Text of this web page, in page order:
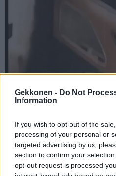
Gekkonen - Do Not
Information
If you wish to opt-out of the
processing of your personal or
targeted advertising by us,
section to confirm your
opt-out request is processed
Kuvakaappaus: Sofia Belórf Instagram
Seuraa Gekkosta